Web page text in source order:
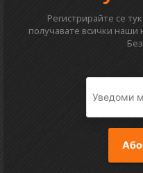
Регистрирайте се
получавате всички